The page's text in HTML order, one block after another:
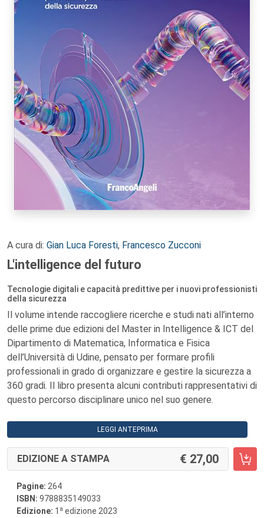
A cura di: Gian Luca Foresti, Francesco Zucconi
L'intelligence del futuro
Tecnologie digitali e capacità predittive per i nuovi professionisti
della sicurezza
Il volume intende raccogliere ricerche e studi nati all’interno
delle prime due edizioni del Master in Intelligence & ICT del
Dipartimento di Matematica, Informatica e Fisica
dell’Università di Udine, pensato per formare profili
professionali in grado di organizzare e gestire la sicurezza a
360 gradi. Il libro presenta alcuni contributi rappresentativi di
questo percorso disciplinare unico nel suo genere.
LEGGI ANTEPRIMA
EDIZIONE A STAMPA 27,00
Pagine: 264
ISBN: 9788835149033
Edizione: 1 a edizione 2023